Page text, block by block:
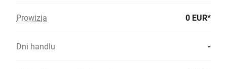
Prowizja 0 EUR*
Dni handlu -